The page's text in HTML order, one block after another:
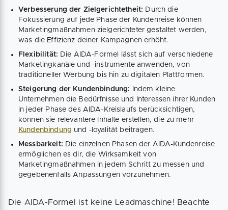
Verbesserung der Zielgerichtetheit: Durch die
Fokussierung auf jede Phase der Kundenreise können
Marketingmaßnahmen zielgerichteter gestaltet werden,
was die Effizienz deiner Kampagnen erhöht.
Flexibilität: Die AIDA-Formel lässt sich auf verschiedene
Marketingkanäle und -instrumente anwenden, von
traditioneller Werbung bis hin zu digitalen Plattformen.
Steigerung der Kundenbindung:
Indem kleine
Unternehmen die Bedürfnisse und Interessen ihrer Kunden
in jeder Phase des AIDA-Kreislaufs berücksichtigen,
können sie relevantere Inhalte erstellen, die zu mehr
Kundenbindung und -loyalität beitragen.
Messbarkeit: Die einzelnen Phasen der AIDA-Kundenreise
ermöglichen es dir, die Wirksamkeit von
Marketingmaßnahmen in jedem Schritt zu messen und
gegebenenfalls Anpassungen vorzunehmen.
Die AIDA-Formel ist keine Leadmaschine! Beachte